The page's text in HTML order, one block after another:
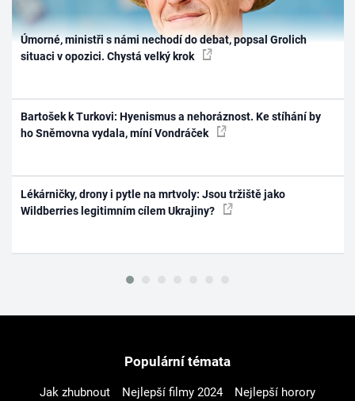
Úmorné, ministři s námi nechodí do debat, popsal Grolich
situaci v opozici. Chystá velký krok
Bartošek k Turkovi: Hyenismus a nehoráznost. Ke stíhání by
ho Sněmovna vydala, míní Vondráček
Lékárničky, drony i pytle na mrtvoly: Jsou tržiště jako
Wildberries legitimním cílem Ukrajiny?
Populární témata
Jak zhubnout Nejlepší filmy 2024
Nejlepší horory